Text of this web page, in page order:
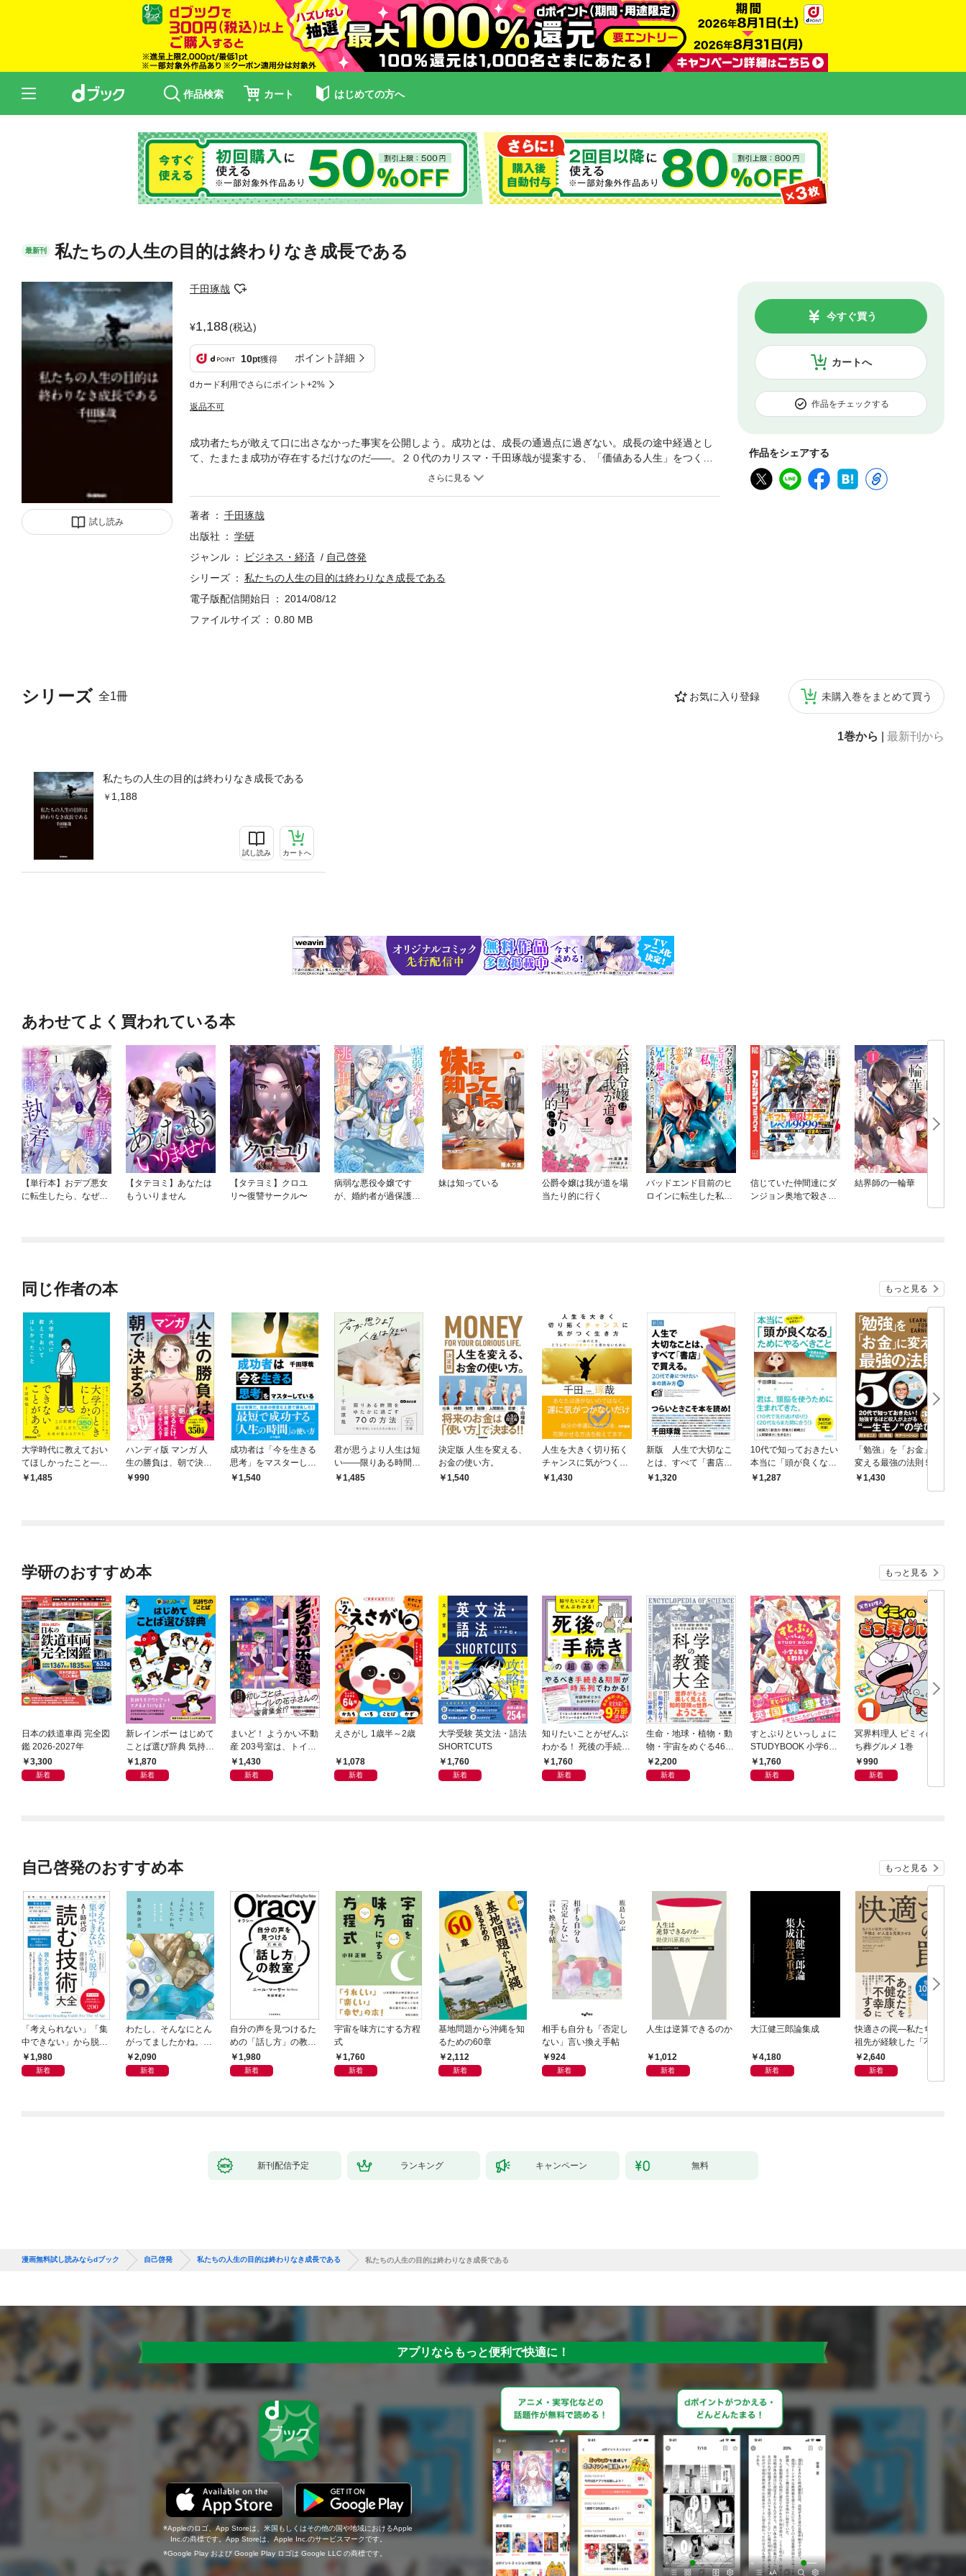
作品検索 カート はじめての方へ
最新刊 私たちの人生の目的は終わりなき成長である
試し読み
千田琢哉
1,188(税込)
10pt獲得 ポイント詳細
dカード利用でさらにポイント+2%
返品不可
カートへ
今すぐ買う
作品をチェックする
作品をシェアする
シリーズ 全1冊 お気に入り登録 未購入巻をまとめて買う
1巻から 最新刊から
私たちの人生の目的は終わりなき成長である
1,188
試し読み カートへ
成功者たちが敢えて口に出さなかった事実を公開しよう。成功とは、成長の通過点に過ぎない。成長の途中経過とし
て、たまたま成功が存在するだけなのだ――。２０代のカリスマ・千田琢哉が提案する、「価値ある人生」をつくり
著者
千田琢哉
出版社
学研
ジャンル
ビジネス・経済
自己啓発
シリーズ
私たちの人生の目的は終わりなき成長である
電子版配信開始日
2014/08/12
ファイルサイズ
0.80 MB
あわせてよく買われている本
【単行本】おデブ悪女
に転生したら、なぜか
【タテヨミ】あなたは
もういりません
【タテヨミ】クロユ
リ〜復讐サークル〜
病弱な悪役令嬢です
が、婚約者が過保護す
妹は知っている
公爵令嬢は我が道を場
当たり的に行く
バッドエンド目前のヒ
ロインに転生した私、
信じていた仲間達にダ
ンジョン奥地で殺され
結界師の一輪華
同じ作者の本 もっと見る
大学時代に教えておい
てほしかったこと――
大学のときにしか、で
1,485
ハンディ版 マンガ 人
生の勝負は、朝で決ま
る。990
成功者は「今を生きる
思考」をマスターして
いる1,540
君が思うより人生は短
い――限りある時間を
ゆたかに過ごす７０の
1,485
決定版 人生を変える、
お金の使い方。
1,540
人生を大きく切り拓く
チャンスに気がつく生
き方──あのとき、こ
1,430
新版 人生で大切なこ
とは、すべて「書店」
で買える。 20代で身
1,320
10代で知っておきたい
本当に「頭が良くな
る」ためにやるべきこ
1,287
「勉強」を「お金」に
変える最強の法則５０
1,430
学研のおすすめ本 もっと見る
日本の鉄道車両 完全図
鑑 2026-2027年
3,300
新着
新レインボー はじめて
ことば選び辞典 気持ち
のことば
1,870
新着
まいど！ ようかい不動
産 203号室は、トイレ
の花子さんの部屋？
1,430
新着
えさがし 1歳半～2歳
1,078
新着
大学受験 英文法・語法
SHORTCUTS
1,760
新着
知りたいことがぜんぶ
わかる！ 死後の手続き
の超基本
1,760
新着
生命・地球・植物・動
物・宇宙をめぐる46億
年の物語 科学の教養大
全
2,200
新着
すとぷりといっしょに
STUDYBOOK 小学6年
分5教科
1,760
新着
冥界料理人 ビミィのご
ち葬グルメ 1巻
990
新着
自己啓発のおすすめ本 もっと見る
「考えられない」「集
中できない」から脱
却！ AI時代の読む技
術大全
1,980
新着
わたし、そんなにとん
がってましたかね。
獅子座、Ａ型、丙午は
めぐる
2,090
新着
自分の声を見つけるた
めの「話し方」の教
室 Ｏｒａｃｙ（オラ
シー）
1,980
新着
宇宙を味方にする方程
式
1,760
新着
基地問題から沖縄を知
るための60章
2,112
新着
相手も自分も「否定し
ない」言い換え手帖
924
新着
人生は逆算できるのか
1,012
新着
大江健三郎論集成
4,180
新着
快適さの罠―私たちの
祖先が経験した「不快
さ」が人生を充実させ
る
2,640
新着
新刊配信予定 ランキング キャンペーン 無料
漫画無料試し読みならdブック 自己啓発 私たちの人生の目的は終わりなき成長である 私たちの人生の目的は終わりなき成長である
アプリならもっと便利で快適に！
Appleのロゴ、App Storeは、米国もしくはその他の国や地域におけるApple
Inc.の商標です。App Storeは、Apple Inc.のサービスマークです。
Google Play および Google Play ロゴは Google LLC の商標です。